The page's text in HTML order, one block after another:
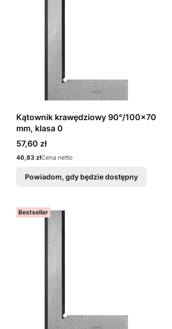
Kątownik krawędziowy 90°/100x70
mm, klasa 0
Cena
57,60 zł
Cena
46,83 złCena netto
Powiadom, gdy będzie dostępny
Bestseller